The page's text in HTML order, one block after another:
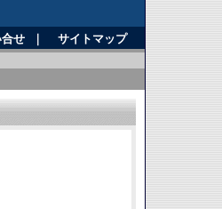
せ サイトマップ